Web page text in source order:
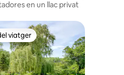
en un llac privat
viatger
viatger